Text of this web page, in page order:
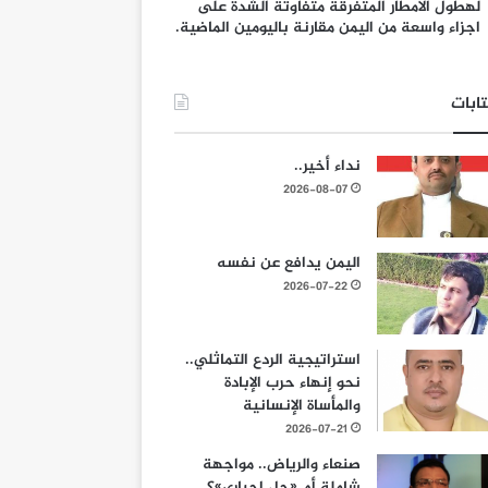
لهطول الامطار المتفرقة متفاوتة الشدة على
اجزاء واسعة من اليمن مقارنة باليومين الماضية.
نداء أخير..
2026-08-07
اليمن يدافع عن نفسه
2026-07-22
استراتيجية الردع التماثلي..
نحو إنهاء حرب الإبادة
والمأساة الإنسانية
2026-07-21
صنعاء والرياض.. مواجهة